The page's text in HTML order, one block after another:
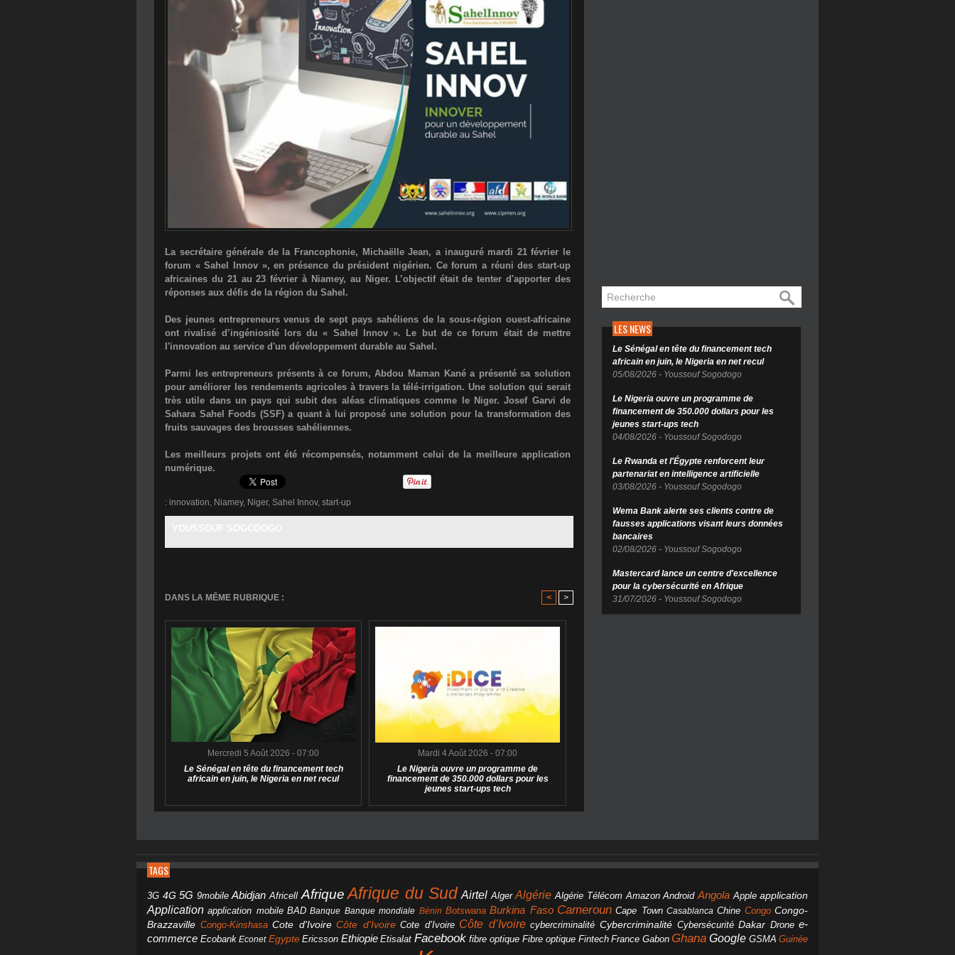
La secrétaire générale de la Francophonie, Michaëlle Jean, a inauguré mardi 21 février le
forum « Sahel Innov », en présence du président nigérien. Ce forum a réuni des start-up
africaines du 21 au 23 février à Niamey, au Niger. L’objectif était de tenter d'apporter des
réponses aux défis de la région du Sahel.
Des jeunes entrepreneurs venus de sept pays sahéliens de la sous-région ouest-africaine
ont rivalisé d’ingéniosité lors du « Sahel Innov ». Le but de ce forum était de mettre
l'innovation au service d'un développement durable au Sahel.
Parmi les entrepreneurs présents à ce forum, Abdou Maman Kané a présenté sa solution
pour améliorer les rendements agricoles à travers la télé-irrigation. Une solution qui serait
très utile dans un pays qui subit des aléas climatiques comme le Niger. Josef Garvi de
Sahara Sahel Foods (SSF) a quant à lui proposé une solution pour la transformation des
fruits sauvages des brousses sahéliennes.
Les meilleurs projets ont été récompensés, notamment celui de la meilleure application
numérique.
: innovation, Niamey, Niger, Sahel Innov, start-up
DANS LA MÊME RUBRIQUE : < >
Mercredi 5 Août 2026 - 07:00
Le Sénégal en tête du financement tech
africain en juin, le Nigeria en net recul
Mardi 4 Août 2026 - 07:00
Le Nigeria ouvre un programme de
financement de 350.000 dollars pour les
jeunes start-ups tech
LES NEWS
Le Sénégal en tête du financement tech
africain en juin, le Nigeria en net recul
05/08/2026 - Youssouf Sogodogo
Le Nigeria ouvre un programme de
financement de 350.000 dollars pour les
jeunes start-ups tech
04/08/2026 - Youssouf Sogodogo
Le Rwanda et l'Égypte renforcent leur
partenariat en intelligence artificielle
03/08/2026 - Youssouf Sogodogo
Wema Bank alerte ses clients contre de
fausses applications visant leurs données
bancaires
02/08/2026 - Youssouf Sogodogo
Mastercard lance un centre d'excellence
pour la cybersécurité en Afrique
31/07/2026 - Youssouf Sogodogo
TAGS
3G 4G 5G 9mobile Abidjan Africell Afrique Afrique du Sud Airtel Alger Algérie Algérie Télécom Amazon Android Angola Apple application
Application application mobile BAD Banque Banque mondiale Bénin Botswana Burkina Faso Cameroun Cape Town Casablanca Chine Congo Congo-
Brazzaville Congo-Kinshasa Cote d'Ivoire Côte d'Ivoire Cote d’Ivoire Côte d’Ivoire cybercriminalité Cybercriminalité Cybersécurité Dakar Drone e-
commerce Ecobank Econet Egypte Ericsson Ethiopie Etisalat Facebook fibre optique Fibre optique Fintech France Gabon Ghana Google GSMA Guinée